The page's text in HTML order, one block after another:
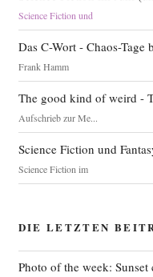
Science Fiction und
Das C-Wort - Chaos-Tage
Frank Hamm
The good kind of weird -
Aufschrieb zur Me...
Science Fiction und
Science Fiction im
DIE LETZTEN
Photo of the week: